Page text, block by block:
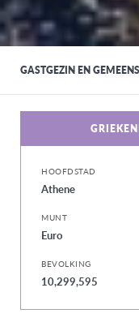
GASTGEZIN EN
HOOFDSTAD
Athene
MUNT
Euro
BEVOLKING
10,299,595